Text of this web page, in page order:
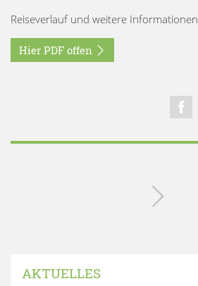
Reiseverlauf und weitere Informationen
Hier PDF offen
AKTUELLES